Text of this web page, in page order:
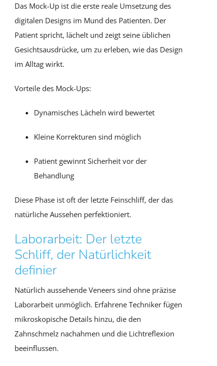
Das Mock-Up ist die erste reale Umsetzung des
digitalen Designs im Mund des Patienten. Der
Patient spricht, lächelt und zeigt seine üblichen
Gesichtsausdrücke, um zu erleben, wie das Design
im Alltag wirkt.
Vorteile des Mock-Ups:
Dynamisches Lächeln wird bewertet
Kleine Korrekturen sind möglich
Patient gewinnt Sicherheit vor der
Behandlung
Diese Phase ist oft der letzte Feinschliff, der das
natürliche Aussehen perfektioniert.
Laborarbeit: Der letzte
Schliff, der Natürlichkeit
definier
Natürlich aussehende Veneers sind ohne präzise
Laborarbeit unmöglich. Erfahrene Techniker fügen
mikroskopische Details hinzu, die den
Zahnschmelz nachahmen und die Lichtreflexion
beeinflussen.